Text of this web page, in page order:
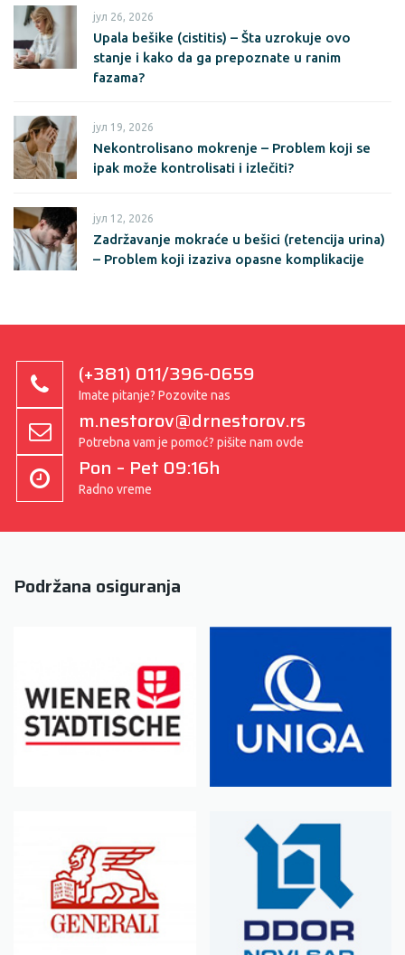
јул 26, 2026
Upala bešike (cistitis) – Šta uzrokuje ovo
stanje i kako da ga prepoznate u ranim
fazama?
јул 19, 2026
Nekontrolisano mokrenje – Problem koji se
ipak može kontrolisati i izlečiti?
јул 12, 2026
Zadržavanje mokraće u bešici (retencija urina)
– Problem koji izaziva opasne komplikacije
(+381) 011/396-0659
Imate pitanje? Pozovite nas
m.nestorov@drnestorov.rs
Potrebna vam je pomoć? pišite nam ovde
Pon – Pet 09:16h
Radno vreme
Podržana osiguranja